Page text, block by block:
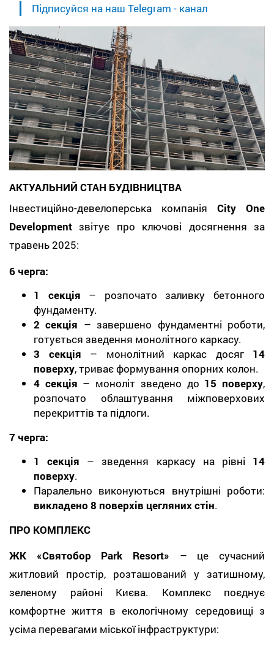
Підписуйся на наш Telegram - канал
АКТУАЛЬНИЙ СТАН БУДІВНИЦТВА
Інвестиційно-девелоперська компанія City One
Development звітує про ключові досягнення за
травень 2025:
6 черга:
1 секція – розпочато заливку бетонного
фундаменту.
2 секція – завершено фундаментні роботи,
готується зведення монолітного каркасу.
3 секція – монолітний каркас досяг 14
поверху, триває формування опорних колон.
4 секція – моноліт зведено до 15 поверху,
розпочато облаштування міжповерхових
перекриттів та підлоги.
7 черга:
1 секція – зведення каркасу на рівні 14
поверху.
Паралельно виконуються внутрішні роботи:
викладено 8 поверхів цегляних стін.
ПРО КОМПЛЕКС
ЖК «Святобор Park Resort» – це сучасний
житловий простір, розташований у затишному,
зеленому районі Києва. Комплекс поєднує
комфортне життя в екологічному середовищі з
усіма перевагами міської інфраструктури: